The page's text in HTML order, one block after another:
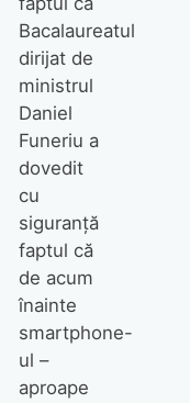
Bacalaureatul
dirijat de
ministrul
Daniel
Funeriu a
dovedit
cu
siguranţă
faptul că
de acum
înainte
smartphone-
ul –
aproape